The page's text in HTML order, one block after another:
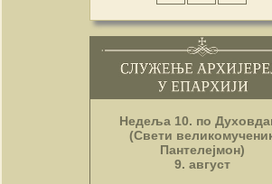
Недеља 10. по
(Свети
Пантелејмон)
9. август